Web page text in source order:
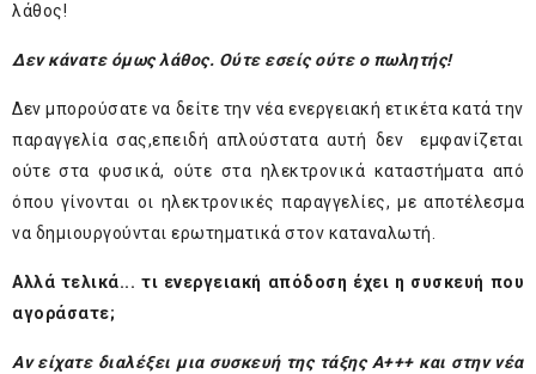
λάθος!
Δεν κάνατε όμως λάθος. Ούτε εσείς ούτε ο πωλητής!
Δεν μπορούσατε να δείτε την νέα ενεργειακή ετικέτα κατά την
παραγγελία σας,επειδή απλούστατα αυτή δεν εμφανίζεται
ούτε στα φυσικά, ούτε στα ηλεκτρονικά καταστήματα από
όπου γίνονται οι ηλεκτρονικές παραγγελίες, με αποτέλεσμα
να δημιουργούνται ερωτηματικά στον καταναλωτή.
Αλλά τελικά... τι ενεργειακή απόδοση έχει η συσκευή που
αγοράσατε;
Αν είχατε διαλέξει μια συσκευή της τάξης Α+++ και στην νέα